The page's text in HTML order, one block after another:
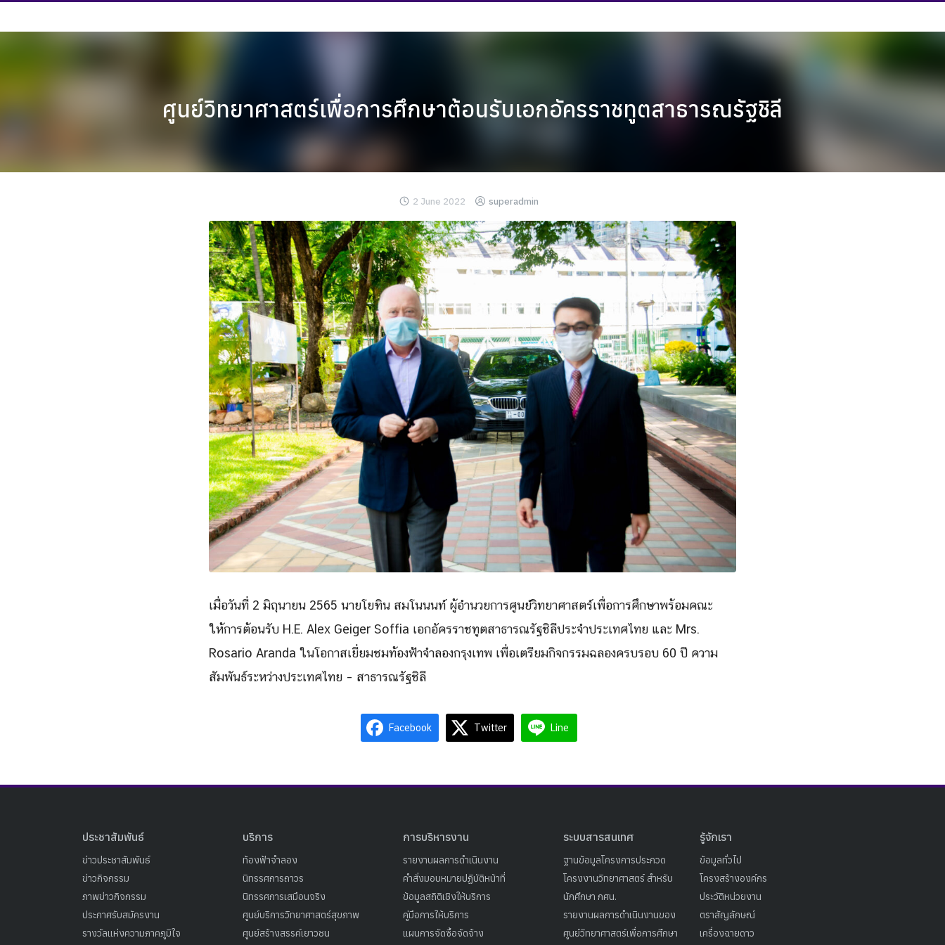
to
Search
for:
Search
ศูนย์วิทยาศาสตร์เพื่อการศึกษาต้อนรับเอกอัครราชทูตสาธารณรัฐชิลี
2 June 2022 superadmin
เมื่อวันที่ 2 มิถุนายน 2565 นายโยฑิน สมโนนนท์ ผู้อำนวยการศูนย์วิทยาศาสตร์เพื่อการศึกษาพร้อมคณะ
ให้การต้อนรับ H.E. Alex Geiger Soffia เอกอัครราชทูตสาธารณรัฐชิลีประจำประเทศไทย และ Mrs.
Rosario Aranda ในโอกาสเยี่ยมชมท้องฟ้าจำลองกรุงเทพ เพื่อเตรียมกิจกรรมฉลองครบรอบ 60 ปี ความ
สัมพันธ์ระหว่างประเทศไทย – สาธารณรัฐชิลี
Facebook Twitter Line
ประชาสัมพันธ์
ข่าวประชาสัมพันธ์
ข่าวกิจกรรม
ภาพข่าวกิจกรรม
ประกาศรับสมัครงาน
รางวัลแห่งความภาคภูมิใจ
บริการ
ท้องฟ้าจำลอง
นิทรรศการถาวร
นิทรรศการเสมือนจริง
ศูนย์บริการวิทยาศาสตร์สุขภาพ
ศูนย์สร้างสรรค์เยาวชน
การบริหารงาน
รายงานผลการดำเนินงาน
คำสั่งมอบหมายปฏิบัติหน้าที่
ข้อมูลสถิติเชิงให้บริการ
คู่มือการให้บริการ
แผนการจัดซื้อจัดจ้าง
ระบบสารสนเทศ
ฐานข้อมูลโครงการประกวด
โครงงานวิทยาศาสตร์ สำหรับ
นักศึกษา กศน.
รายงานผลการดำเนินงานของ
ศูนย์วิทยาศาสตร์เพื่อการศึกษา
รู้จักเรา
ข้อมูลทั่วไป
โครงสร้างองค์กร
ประวัติหน่วยงาน
ตราสัญลักษณ์
เครื่องฉายดาว